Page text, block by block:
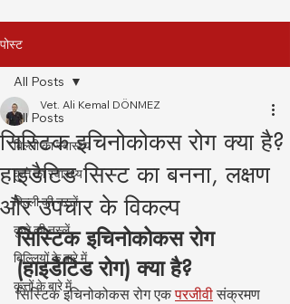
पोस्ट
All Posts
बिल्ली का स्वास्थ्य
कुत्ते का स्वास्थ्य
बिल्ली की नस्लें
कुत्ते की नस्लें
बिल्लियों के बारे में
कुत्तों के बारे में
All Posts
सिस्टिक इचिनोकोकस रोग क्या है?
हाइडैटिड सिस्ट का बनना, लक्षण
और उपचार के विकल्प
Vet. Ali Kemal DÖNMEZ
सिस्टिक इचिनोकोकस रोग
(हाइडैटिड रोग) क्या है?
सिस्टिक इचिनोकोकस रोग एक परजीवी संक्रमण